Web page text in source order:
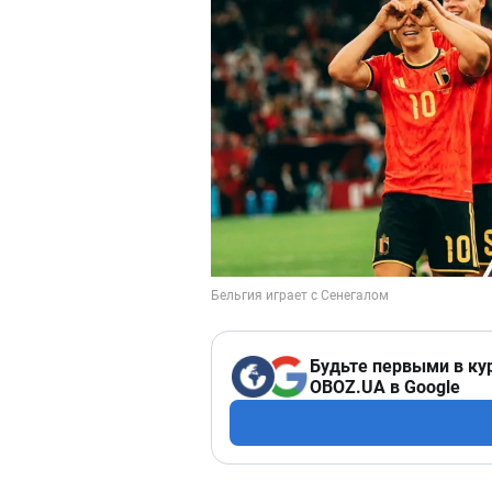
Будьте первыми в
OBOZ.UA в Google